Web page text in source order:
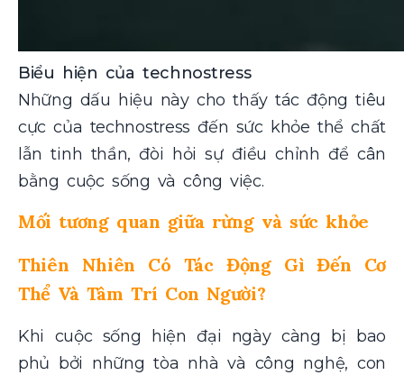
Biểu hiện của technostress
Những dấu hiệu này cho thấy tác động tiêu
cực của technostress đến sức khỏe thể chất
lẫn tinh thần, đòi hỏi sự điều chỉnh để cân
bằng cuộc sống và công việc.
Mối tương quan giữa rừng và sức khỏe
Thiên Nhiên Có Tác Động Gì Đến Cơ
Thể Và Tâm Trí Con Người?
Khi cuộc sống hiện đại ngày càng bị bao
phủ bởi những tòa nhà và công nghệ, con